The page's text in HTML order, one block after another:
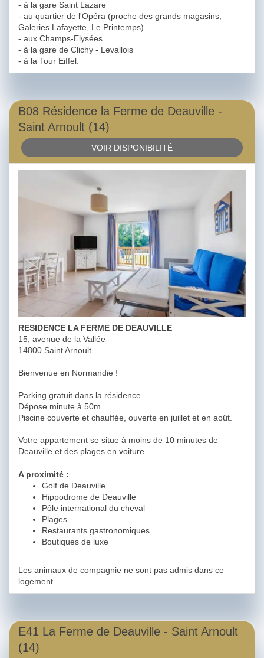
- à la gare Saint Lazare
- au quartier de l'Opéra (proche des grands magasins,
Galeries Lafayette, Le Printemps)
- aux Champs-Elysées
- à la gare de Clichy - Levallois
- à la Tour Eiffel.
B08 Résidence la Ferme de Deauville -
Saint Arnoult (14)
VOIR DISPONIBILITÉ
RESIDENCE LA FERME DE DEAUVILLE
15, avenue de la Vallée
14800 Saint Arnoult
Bienvenue en Normandie !
Parking gratuit dans la résidence.
Dépose minute à 50m
Piscine couverte et chauffée, ouverte en juillet et en août.
Votre appartement se situe à moins de 10 minutes de
Deauville et des plages en voiture.
A proximité :
Golf de Deauville
Hippodrome de Deauville
Pôle international du cheval
Plages
Restaurants gastronomiques
Boutiques de luxe
Les animaux de compagnie ne sont pas admis dans ce
logement.
E41 La Ferme de Deauville - Saint Arnoult
(14)